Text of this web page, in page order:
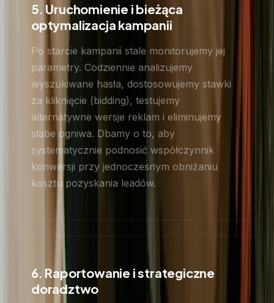
5. Uruchomienie i bieżąca
optymalizacja kampanii
Po starcie kampanii stale monitorujemy jej
parametry. Codziennie analizujemy
wyszukiwane hasła, dostosowujemy stawki
za kliknięcie (bidding), testujemy
alternatywne wersje reklam i eliminujemy
słabe ogniwa. Dbamy o to, aby
systematycznie podnosić współczynnik
konwersji przy jednoczesnym obniżaniu
kosztu pozyskania leadów.
6. Raportowanie i strategiczne
doradztwo